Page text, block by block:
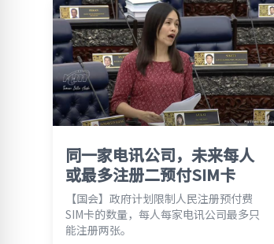
同一家电讯公司，未来每人
或最多注册二预付SIM卡
【国会】政府计划限制人民注册预付费
SIM卡的数量，每人每家电讯公司最多只
能注册两张。